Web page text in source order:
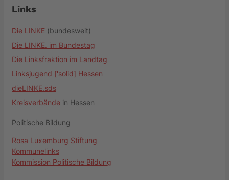
Links
Die LINKE (bundesweit)
Die LINKE. im Bundestag
Die Linksfraktion im Landtag
Linksjugend ['solid] Hessen
dieLINKE.sds
Kreisverbände in Hessen
Politische Bildung
Rosa Luxemburg Stiftung
Kommunelinks
Kommission Politische Bildung